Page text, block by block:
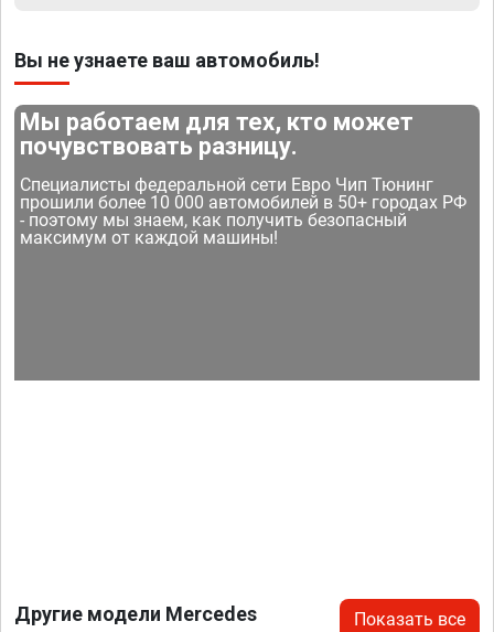
Вы не узнаете ваш автомобиль!
Мы работаем для тех, кто может
почувствовать разницу.
Специалисты федеральной сети Евро Чип Тюнинг
прошили более 10 000 автомобилей в 50+ городах РФ
- поэтому мы знаем, как получить безопасный
максимум от каждой машины!
Другие модели Mercedes Показать все